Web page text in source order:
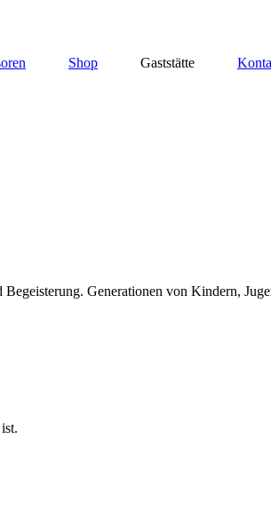
Shop Gaststätte
Generationen von Kindern,